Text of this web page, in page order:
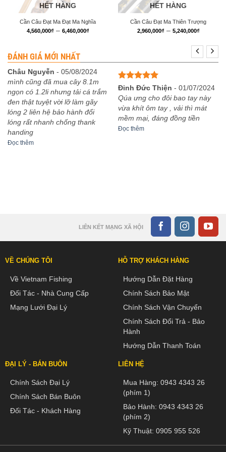
HẾT HÀNG
Cần Câu Đạt Ma Đạt Ma Nghĩa
4,560,000₫ – 6,460,000₫Khoảng
6,460,000₫
HẾT HÀNG
Cần Câu Đạt Ma Thiên Trượng
2,960,000₫ – 5,240,000₫Khoảng
từ
đến
ĐÁNH GIÁ MỚI NHẤT
Châu Nguyễn - 05/08/2024
mình cũng đã mua cây 8.1m
ngọn có 1.2li nhưng tải cá trắm
đen thật tuyệt vời lỡ làm gãy
lóng 2 liên hệ bảo hành đổi
lóng rất nhanh chống thank
handing
Đọc thêm
Được xếp
hạng55
sao
Đinh Đức Thiện - 01/07/2024
Qúa ưng cho đôi bao tay này
vừa khít ôm tay , vải thì mát
mềm mại, đáng đồng tiền
Đọc thêm
LIÊN KẾT MẠNG XÃ HỘI
VỀ CHÚNG TÔI
Về Vietnam Fishing
Đối Tác - Nhà Cung Cấp
Mạng Lưới Đại Lý
HỖ TRỢ KHÁCH HÀNG
Hướng Dẫn Đặt Hàng
Chính Sách Bảo Mật
Chính Sách Vận Chuyển
Chính Sách Đổi Trả - Bảo
Hành
Hướng Dẫn Thanh Toán
ĐẠI LÝ - BÁN BUÔN
Chính Sách Đại Lý
Chính Sách Bán Buôn
Đối Tác - Khách Hàng
LIÊN HỆ
Mua Hàng: 0943 4343 26
(phím 1)
Bảo Hành: 0943 4343 26
(phím 2)
Kỹ Thuật: 0905 955 526